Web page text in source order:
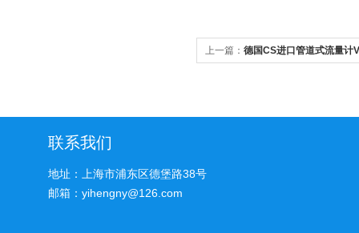
上一篇： 德国CS进口管道式流量计
联系我们
地址：上海市浦东区德堡路38号
邮箱：yihengny@126.com